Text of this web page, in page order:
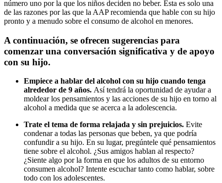
número uno por la que los niños deciden no beber. Esta es solo una
de las razones por las que la AAP recomienda que hable con su hijo
pronto y a menudo sobre el consumo de alcohol en menores.
A continuación, se ofrecen sugerencias para
comenzar una conversación significativa y de apoyo
con su hijo.
Empiece a hablar del alcohol con su hijo cuando tenga
alrededor de 9 años. Así tendrá la oportunidad de ayudar a
moldear los pensamientos y las acciones de su hijo en torno al
alcohol a medida que se acerca a la adolescencia.
Trate el tema de forma relajada y sin prejuicios. Evite
condenar a todas las personas que beben, ya que podría
confundir a su hijo. En su lugar, pregúntele qué pensamientos
tiene sobre el alcohol. ¿Sus amigos hablan al respecto?
¿Siente algo por la forma en que los adultos de su entorno
consumen alcohol? Intente escuchar tanto como hablar, sobre
todo con los adolescentes.